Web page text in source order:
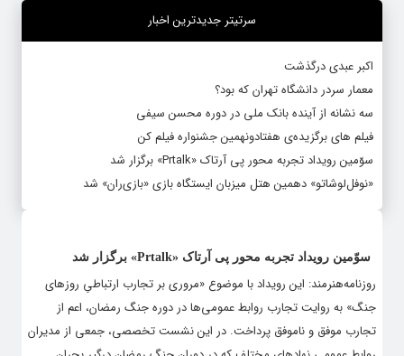
سرتیتر جدیدترین اخبار
اکبر عبدی درگذشت
معمار سردر دانشگاه تهران که بود؟
سه نشانه از آینده بانک ملی در دوره محسن سیفی
فیلم های برگزیده‌ی هفتادونهمین جشنواره فیلم کن
سوّمین رویداد تجربه محور پی آرتاک «Prtalk» برگزار شد
«نوفل‌لوشاتو» دهمین هتل میزبان ایستگاه بازی «بازی‌ران» شد
سوّمین رویداد تجربه محور پی آرتاک «Prtalk» برگزار شد
روزنامه‌هنرمند: این رویداد با موضوع «مروری بر تجارب ارتباطیِ روزهای
جنگ» به روایت تجارب روابط عمومی‌ها در دوره جنگ رمضان، اعم از
تجارب موفق و ناموفق پرداخت. در این نشست تخصصی، جمعی از مدیران